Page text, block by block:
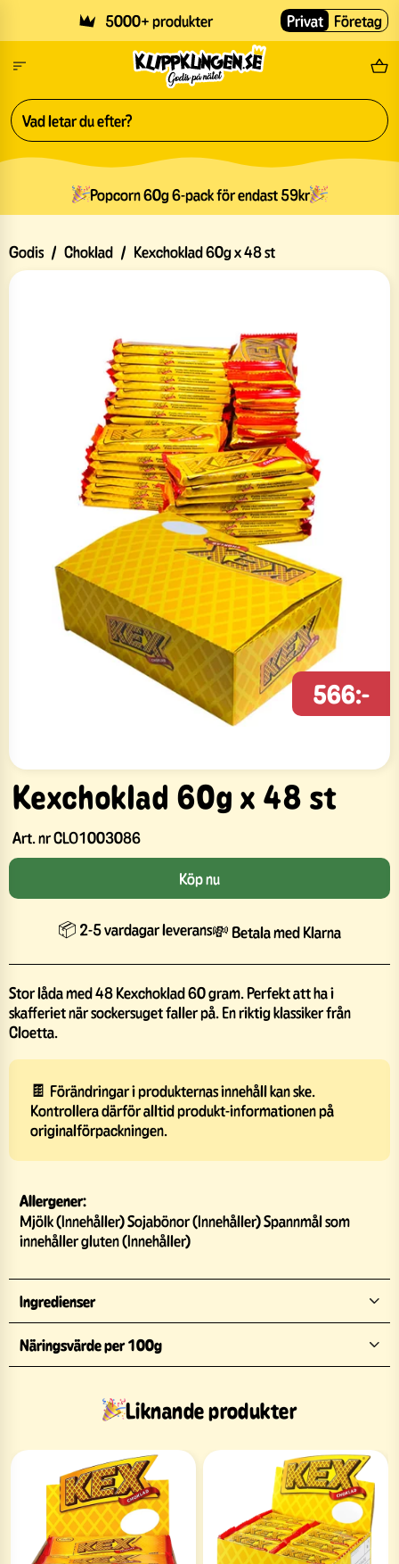
5000+ produkter Fri
Privat Företag
Popcorn 60g 6-pack för endast 59kr
Godis / Choklad / Kexchoklad 60g x 48 st
Kexchoklad 60g x 48 st
Art. nrCLO1003086
566:-
Köp nu
📦 2-5 vardagar leverans💸 Betala med Klarna
Stor låda med 48 Kexchoklad 60 gram. Perfekt att ha i
skafferiet när sockersuget faller på. En riktig klassiker från
Cloetta.
🍫 Förändringar i produkternas innehåll kan ske.
Kontrollera därför alltid produkt-informationen på
originalförpackningen.
Allergener:
Mjölk (Innehåller) Sojabönor (Innehåller) Spannmål som
innehåller gluten (Innehåller)
Ingredienser
Näringsvärde per 100g
Liknande produkter